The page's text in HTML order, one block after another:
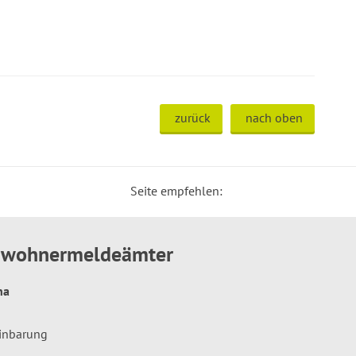
zurück nach oben
Seite empfehlen: